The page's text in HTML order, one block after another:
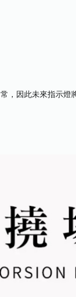
，因此未來指示